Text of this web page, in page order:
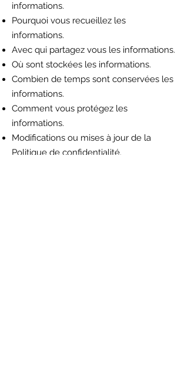
informations.
Pourquoi vous recueillez les
informations.
Avec qui partagez vous les informations.
Où sont stockées les informations.
Combien de temps sont conservées les
informations.
Comment vous protégez les
informations.
Modifications ou mises à jour de la
Politique de confidentialité.